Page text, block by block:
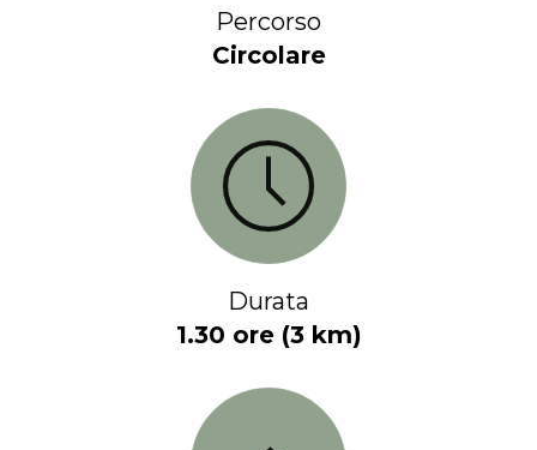
Percorso
Circolare
Durata
1.30 ore (3 km)